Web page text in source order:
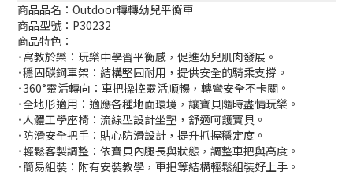
商品品名：Outdoor轉轉幼兒平衡車
商品型號：P30232
商品特色：
˙寓教於樂：玩樂中學習平衡感，促進幼兒肌肉發展。
˙穩固碳鋼車架：結構堅固耐用，提供安全的騎乘支撐。
˙360°靈活轉向：車把操控靈活順暢，轉彎安全不卡關。
˙全地形適用：適應各種地面環境，讓寶貝隨時盡情玩樂。
˙人體工學座椅：流線型設計坐墊，舒適呵護寶貝。
˙防滑安全把手：貼心防滑設計，提升抓握穩定度。
˙輕鬆客製調整：依寶貝內腿長與狀態，調整車把與高度。
˙簡易組裝：附有安裝教學，車把等結構輕鬆組裝好上手。